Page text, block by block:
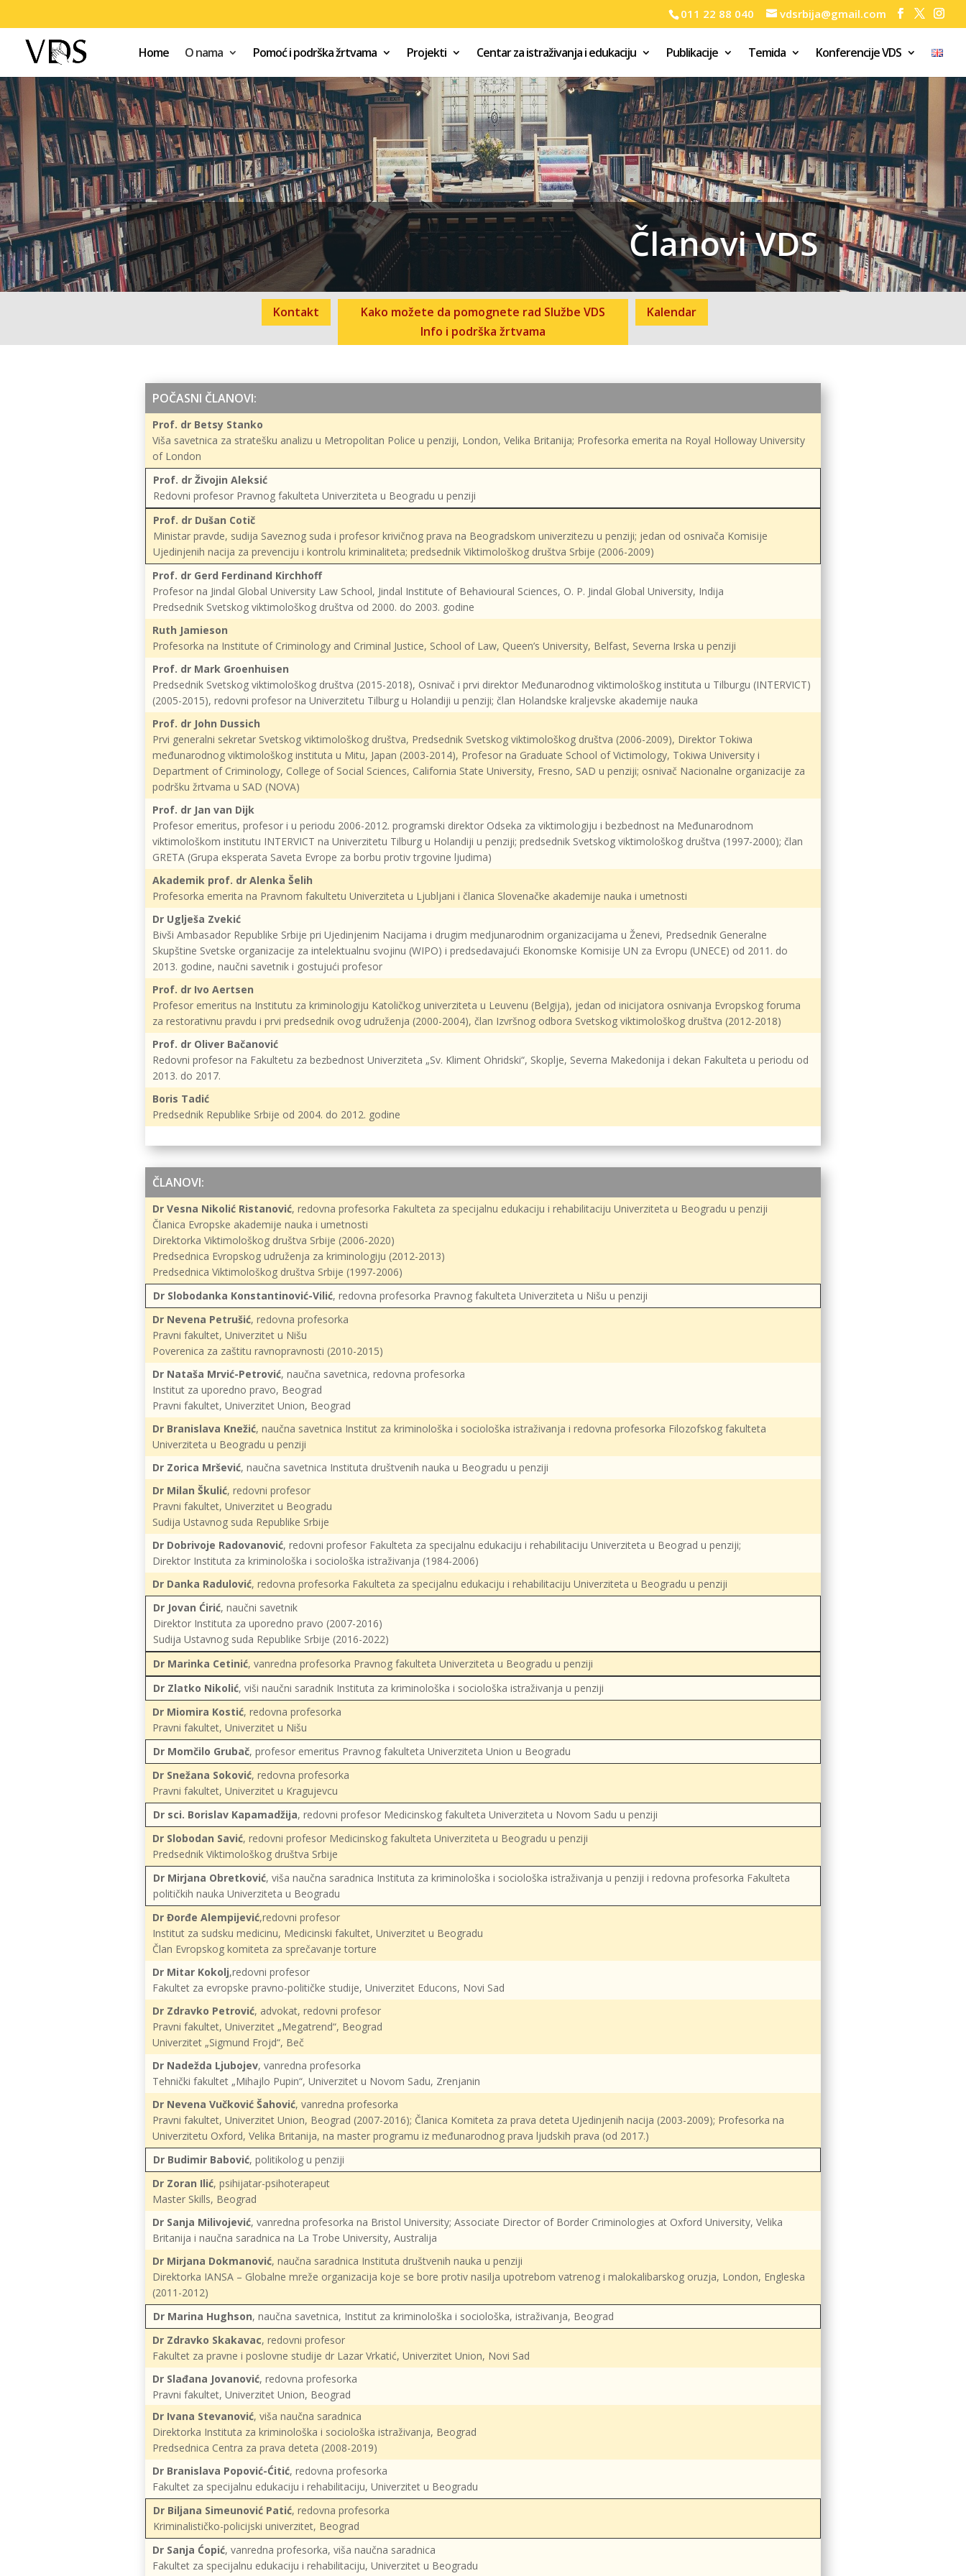
011 22 88 040 vdsrbija@gmail.com
Home O nama Pomoć i podrška žrtvama Projekti Centar za istraživanja i edukaciju Publikacije Temida Konferencije VDS
Članovi VDS
Kontakt
Kako možete da pomognete rad Službe VDS
Info i podrška žrtvama
Kalendar
POČASNI ČLANOVI:
Prof. dr Betsy Stanko
Viša savetnica za stratešku analizu u Metropolitan Police u penziji, London, Velika Britanija; Profesorka emerita na Royal Holloway University
of London
Prof. dr Živojin Aleksić
Redovni profesor Pravnog fakulteta Univerziteta u Beogradu u penziji
Prof. dr Dušan Cotič
Ministar pravde, sudija Saveznog suda i profesor krivičnog prava na Beogradskom univerzitezu u penziji; jedan od osnivača Komisije
Ujedinjenih nacija za prevenciju i kontrolu kriminaliteta; predsednik Viktimološkog društva Srbije (2006-2009)
Prof. dr Gerd Ferdinand Kirchhoff
Profesor na Jindal Global University Law School, Jindal Institute of Behavioural Sciences, O. P. Jindal Global University, Indija
Predsednik Svetskog viktimološkog društva od 2000. do 2003. godine
Ruth Jamieson
Profesorka na Institute of Criminology and Criminal Justice, School of Law, Queen’s University, Belfast, Severna Irska u penziji
Prof. dr Mark Groenhuisen
Predsednik Svetskog viktimološkog društva (2015-2018), Osnivač i prvi direktor Međunarodnog viktimološkog instituta u Tilburgu (INTERVICT)
(2005-2015), redovni profesor na Univerzitetu Tilburg u Holandiji u penziji; član Holandske kraljevske akademije nauka
Prof. dr John Dussich
Prvi generalni sekretar Svetskog viktimološkog društva, Predsednik Svetskog viktimološkog društva (2006-2009), Direktor Tokiwa
međunarodnog viktimološkog instituta u Mitu, Japan (2003-2014), Profesor na Graduate School of Victimology, Tokiwa University i
Department of Criminology, College of Social Sciences, California State University, Fresno, SAD u penziji; osnivač Nacionalne organizacije za
podršku žrtvama u SAD (NOVA)
Prof. dr Jan van Dijk
Profesor emeritus, profesor i u periodu 2006-2012. programski direktor Odseka za viktimologiju i bezbednost na Međunarodnom
viktimološkom institutu INTERVICT na Univerzitetu Tilburg u Holandiji u penziji; predsednik Svetskog viktimološkog društva (1997-2000); član
GRETA (Grupa eksperata Saveta Evrope za borbu protiv trgovine ljudima)
Akademik prof. dr Alenka Šelih
Profesorka emerita na Pravnom fakultetu Univerziteta u Ljubljani i članica Slovenačke akademije nauka i umetnosti
Dr Uglješa Zvekić
Bivši Ambasador Republike Srbije pri Ujedinjenim Nacijama i drugim medjunarodnim organizacijama u Ženevi, Predsednik Generalne
Skupštine Svetske organizacije za intelektualnu svojinu (WIPO) i predsedavajući Ekonomske Komisije UN za Evropu (UNECE) od 2011. do
2013. godine, naučni savetnik i gostujući profesor
Prof. dr Ivo Aertsen
Profesor emeritus na Institutu za kriminologiju Katoličkog univerziteta u Leuvenu (Belgija), jedan od inicijatora osnivanja Evropskog foruma
za restorativnu pravdu i prvi predsednik ovog udruženja (2000-2004), član Izvršnog odbora Svetskog viktimološkog društva (2012-2018)
Prof. dr Oliver Bačanović
Redovni profesor na Fakultetu za bezbednost Univerziteta „Sv. Kliment Ohridski“, Skoplje, Severna Makedonija i dekan Fakulteta u periodu od
2013. do 2017.
Boris Tadić
Predsednik Republike Srbije od 2004. do 2012. godine
ČLANOVI:
Dr Vesna Nikolić Ristanović, redovna profesorka Fakulteta za specijalnu edukaciju i rehabilitaciju Univerziteta u Beogradu u penziji
Članica Evropske akademije nauka i umetnosti
Direktorka Viktimološkog društva Srbije (2006-2020)
Predsednica Evropskog udruženja za kriminologiju (2012-2013)
Predsednica Viktimološkog društva Srbije (1997-2006)
Dr Slobodanka Konstantinović-Vilić, redovna profesorka Pravnog fakulteta Univerziteta u Nišu u penziji
Dr Nevena Petrušić, redovna profesorka
Pravni fakultet, Univerzitet u Nišu
Poverenica za zaštitu ravnopravnosti (2010-2015)
Dr Nataša Mrvić-Petrović, naučna savetnica, redovna profesorka
Institut za uporedno pravo, Beograd
Pravni fakultet, Univerzitet Union, Beograd
Dr Branislava Knežić, naučna savetnica Institut za kriminološka i sociološka istraživanja i redovna profesorka Filozofskog fakulteta
Univerziteta u Beogradu u penziji
Dr Zorica Mršević, naučna savetnica Instituta društvenih nauka u Beogradu u penziji
Dr Milan Škulić, redovni profesor
Pravni fakultet, Univerzitet u Beogradu
Sudija Ustavnog suda Republike Srbije
Dr Dobrivoje Radovanović, redovni profesor Fakulteta za specijalnu edukaciju i rehabilitaciju Univerziteta u Beograd u penziji;
Direktor Instituta za kriminološka i sociološka istraživanja (1984-2006)
Dr Danka Radulović, redovna profesorka Fakulteta za specijalnu edukaciju i rehabilitaciju Univerziteta u Beogradu u penziji
Dr Jovan Ćirić, naučni savetnik
Direktor Instituta za uporedno pravo (2007-2016)
Sudija Ustavnog suda Republike Srbije (2016-2022)
Dr Marinka Cetinić, vanredna profesorka Pravnog fakulteta Univerziteta u Beogradu u penziji
Dr Zlatko Nikolić, viši naučni saradnik Instituta za kriminološka i sociološka istraživanja u penziji
Dr Miomira Kostić, redovna profesorka
Pravni fakultet, Univerzitet u Nišu
Dr Momčilo Grubač, profesor emeritus Pravnog fakulteta Univerziteta Union u Beogradu
Dr Snežana Soković, redovna profesorka
Pravni fakultet, Univerzitet u Kragujevcu
Dr sci. Borislav Kapamadžija, redovni profesor Medicinskog fakulteta Univerziteta u Novom Sadu u penziji
Dr Slobodan Savić, redovni profesor Medicinskog fakulteta Univerziteta u Beogradu u penziji
Predsednik Viktimološkog društva Srbije
Dr Mirjana Obretković, viša naučna saradnica Instituta za kriminološka i sociološka istraživanja u penziji i redovna profesorka Fakulteta
političkih nauka Univerziteta u Beogradu
Dr Đorđe Alempijević,redovni profesor
Institut za sudsku medicinu, Medicinski fakultet, Univerzitet u Beogradu
Član Evropskog komiteta za sprečavanje torture
Dr Mitar Kokolj,redovni profesor
Fakultet za evropske pravno-političke studije, Univerzitet Educons, Novi Sad
Dr Zdravko Petrović, advokat, redovni profesor
Pravni fakultet, Univerzitet „Megatrend“, Beograd
Univerzitet „Sigmund Frojd“, Beč
Dr Nadežda Ljubojev, vanredna profesorka
Tehnički fakultet „Mihajlo Pupin“, Univerzitet u Novom Sadu, Zrenjanin
Dr Nevena Vučković Šahović, vanredna profesorka
Pravni fakultet, Univerzitet Union, Beograd (2007-2016); Članica Komiteta za prava deteta Ujedinjenih nacija (2003-2009); Profesorka na
Univerzitetu Oxford, Velika Britanija, na master programu iz međunarodnog prava ljudskih prava (od 2017.)
Dr Budimir Babović, politikolog u penziji
Dr Zoran Ilić, psihijatar-psihoterapeut
Master Skills, Beograd
Dr Sanja Milivojević, vanredna profesorka na Bristol University; Associate Director of Border Criminologies at Oxford University, Velika
Britanija i naučna saradnica na La Trobe University, Australija
Dr Mirjana Dokmanović, naučna saradnica Instituta društvenih nauka u penziji
Direktorka IANSA – Globalne mreže organizacija koje se bore protiv nasilja upotrebom vatrenog i malokalibarskog oruzja, London, Engleska
(2011-2012)
Dr Marina Hughson, naučna savetnica, Institut za kriminološka i sociološka, istraživanja, Beograd
Dr Zdravko Skakavac, redovni profesor
Fakultet za pravne i poslovne studije dr Lazar Vrkatić, Univerzitet Union, Novi Sad
Dr Slađana Jovanović, redovna profesorka
Pravni fakultet, Univerzitet Union, Beograd
Dr Ivana Stevanović, viša naučna saradnica
Direktorka Instituta za kriminološka i sociološka istraživanja, Beograd
Predsednica Centra za prava deteta (2008-2019)
Dr Branislava Popović-Ćitić, redovna profesorka
Fakultet za specijalnu edukaciju i rehabilitaciju, Univerzitet u Beogradu
Dr Biljana Simeunović Patić, redovna profesorka
Kriminalističko-policijski univerzitet, Beograd
Dr Sanja Ćopić, vanredna profesorka, viša naučna saradnica
Fakultet za specijalnu edukaciju i rehabilitaciju, Univerzitet u Beogradu